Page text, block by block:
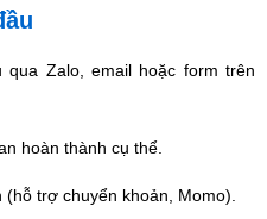
Zalo, email hoặc form trên
hoàn thành cụ thể.
trợ chuyển khoản, Momo).